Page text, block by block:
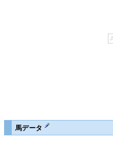
馬データ